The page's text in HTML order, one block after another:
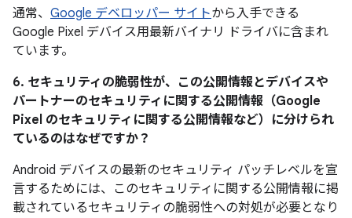
通常、 Google デベロッパー サイトから入手できる
Google Pixel デバイス用最新バイナリ ドライバに含まれ
ています。
6. セキュリティの脆弱性が、この公開情報とデバイスや
パートナーのセキュリティに関する公開情報（Google
Pixel のセキュリティに関する公開情報など）に分けられ
ているのはなぜですか？
Android デバイスの最新のセキュリティ パッチレベルを宣
言するためには、このセキュリティに関する公開情報に掲
載されているセキュリティの脆弱性への対処が必要となり